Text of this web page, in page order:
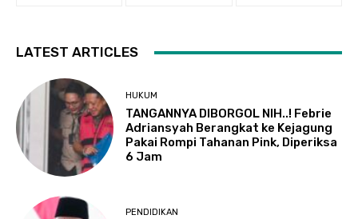
LATEST ARTICLES
HUKUM
TANGANNYA DIBORGOL NIH..! Febrie
Adriansyah Berangkat ke Kejagung
Pakai Rompi Tahanan Pink, Diperiksa
6 Jam
PENDIDIKAN